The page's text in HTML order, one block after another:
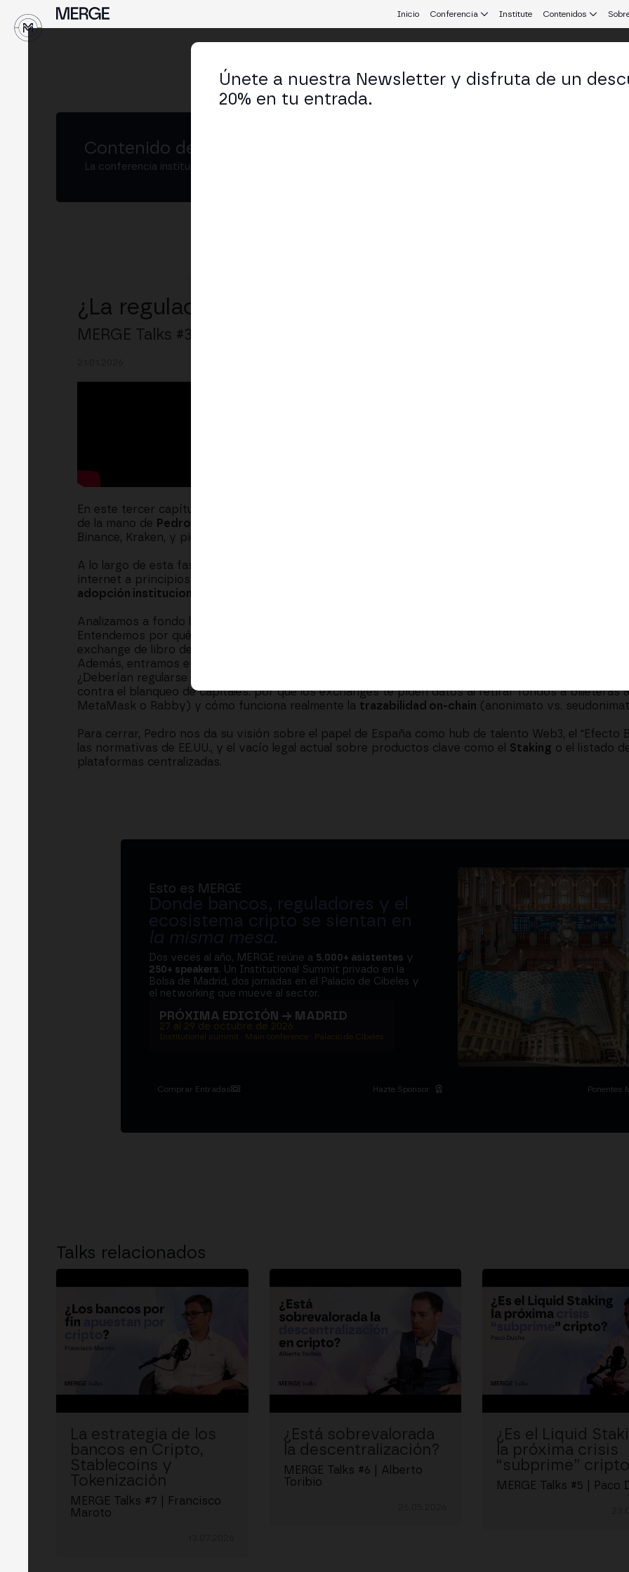
Inicio Conferencia Institute Contenidos
Contenido de MERGE
La conferencia institucional de cripto y Web3 que conecta Europa y Latinoamérica.
¿La regulación acabará con DeFi?
MERGE Talks #3 | Pedro Méndez - Crypto.com
En este tercer capítulo del Pódcast oficial de MERGE, nos sumergimos de lleno en el corazón legal
de la mano de Pedro Méndez de Vigo
Binance, Kraken, y pieza clave en la redacción de los primeros borradores de la ley MiCA desde
A lo largo de esta fascinante charla, desmitificamos la regulación cripto comparándola con el
internet a principios de los 2000. Pedro nos explica por qué un marco legal claro es el detonante
adopción institucional
Analizamos a fondo la
Entendemos por qué el modelo de negocio de Crypto.com en Europa (operar contra inventario
exchange de libro de órdenes tradicional para minimizar el riesgo de contrapartida.
Además, entramos en los debates más candentes de la comunidad Web3: ¿Tiene sentido hablar de
¿Deberían regularse las finanzas descentralizadas (
contra el blanqueo de capitales: por qué los exchanges te piden datos al retirar fondos a billeteras
MetaMask o Rabby) y cómo funciona realmente la trazabilidad on-chain (anonimato vs.
Para cerrar, Pedro nos da su visión sobre el papel de España como hub de talento Web3, el "Efecto
las normativas de EE.UU., y el vacío legal actual sobre productos clave como el Staking o el listado
plataformas centralizadas.
Esto es MERGE
Donde bancos, reguladores y el
ecosistema cripto se sientan en
la misma mesa.
Dos veces al año, MERGE reúne a 5.000+ asistentes y
250+ speakers. Un Institutional Summit privado en la
Bolsa de Madrid, dos jornadas en el Palacio de Cibeles y
el networking que mueve al sector.
PRÓXIMA EDICIÓN → MADRID
27 al 29 de octubre de 2026
Institutional summit · Main conference · Palacio de Cibeles
Comprar Entradas Hazte Sponsor Ponentes
Talks relacionados
La estrategia de los
bancos en Cripto,
Stablecoins y
Tokenización
MERGE Talks #7 | Francisco
Maroto
¿Está sobrevalorada
la descentralización?
MERGE Talks #6 | Alberto
Toribio
¿Es el Liquid
la próxima crisis
“subprime”
MERGE Talks #5 | Paco
Únete a nuestra Newsletter y disfruta de un
20% en tu entrada.